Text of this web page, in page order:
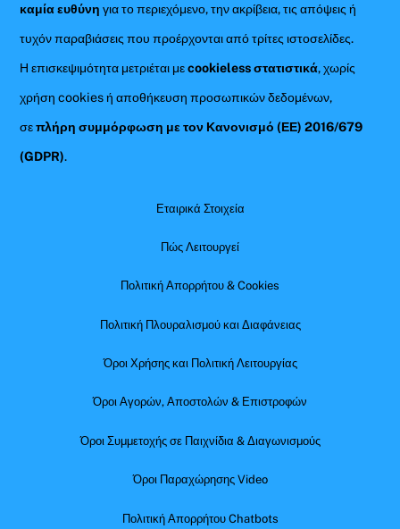
καμία ευθύνη για το περιεχόμενο, την ακρίβεια, τις απόψεις ή
τυχόν παραβιάσεις που προέρχονται από τρίτες ιστοσελίδες.
Η επισκεψιμότητα μετριέται μεcookieless στατιστικά, χωρίς
χρήση cookies ή αποθήκευση προσωπικών δεδομένων,
σεπλήρη συμμόρφωση με τον Κανονισμό (ΕΕ) 2016/679
(GDPR).
Εταιρικά Στοιχεία
Πώς Λειτουργεί
Πολιτική Απορρήτου & Cookies
Πολιτική Πλουραλισμού και Διαφάνειας
Όροι Χρήσης και Πολιτική Λειτουργίας
Όροι Αγορών, Αποστολών & Επιστροφών
Όροι Συμμετοχής σε Παιχνίδια & Διαγωνισμούς
Όροι Παραχώρησης Video
Πολιτική Απορρήτου Chatbots